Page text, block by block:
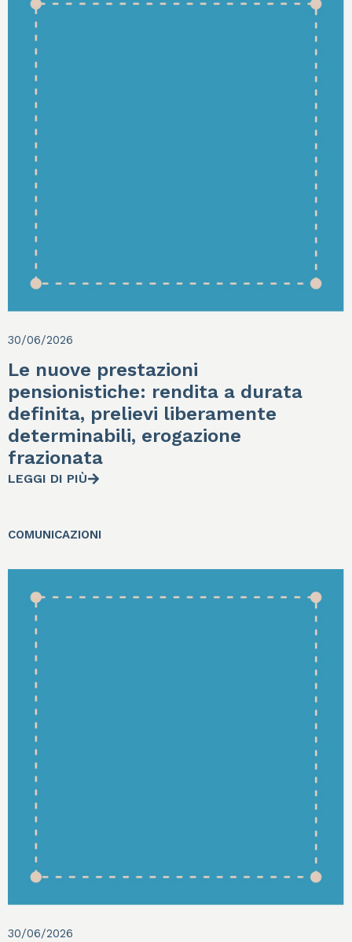
30/06/2026
Le nuove prestazioni
pensionistiche: rendita a durata
definita, prelievi liberamente
determinabili, erogazione
frazionata
LEGGI DI PIÙ
COMUNICAZIONI
30/06/2026